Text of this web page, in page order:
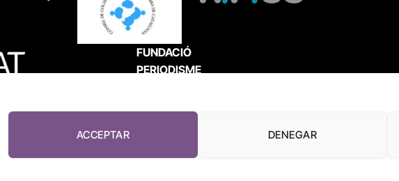
ACCEPTAR DENEGAR
FUNDACIÓ
PERIODISME